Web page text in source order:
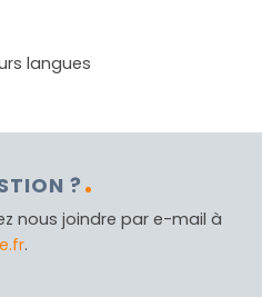
langues
?
nous joindre par e-mail à
.